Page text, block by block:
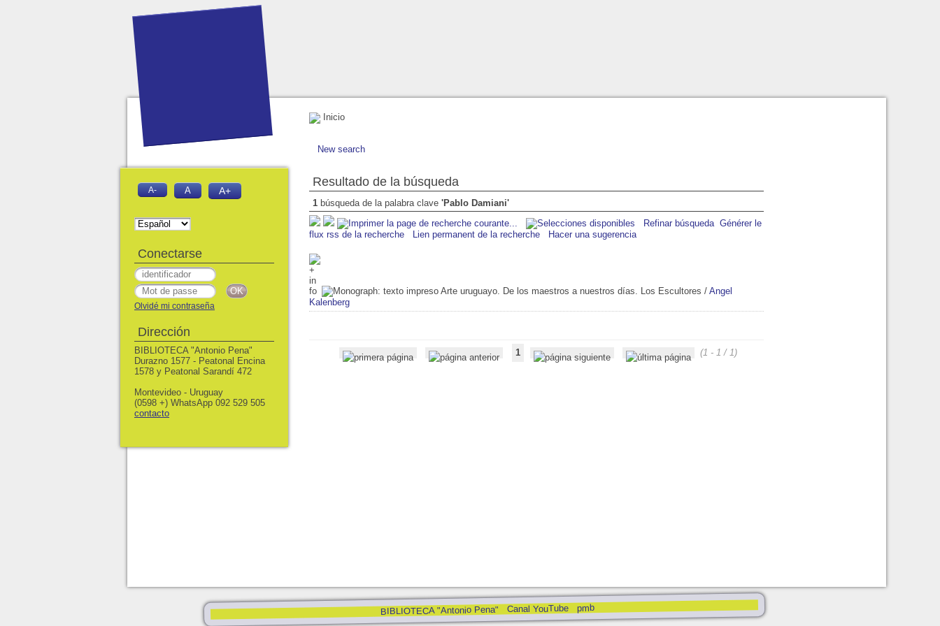
Inicio
New search
Resultado de la búsqueda
1 búsqueda de la palabra clave 'Pablo Damiani'
Refinar búsqueda Générer le
flux rss de la recherche
Lien permanent de la recherche Hacer una sugerencia
Arte uruguayo. De los maestros a nuestros días. Los Escultores / Angel
Kalenberg
1 (1 - 1 / 1)
BIBLIOTECA "Antonio Pena" Canal YouTube pmb
A- A A+
Conectarse
Olvidé mi contraseña
Dirección
BIBLIOTECA "Antonio Pena"
Durazno 1577 - Peatonal Encina
1578 y Peatonal Sarandí 472
Montevideo - Uruguay
(0598 +) WhatsApp 092 529 505
contacto